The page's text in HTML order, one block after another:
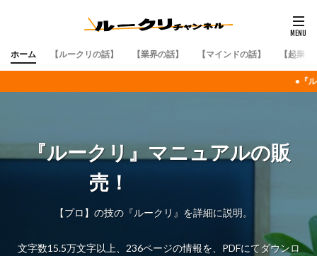
ホーム 【ルークリの話】 【業界の話】 【マインドの話】 【起業
●『ルークリチャンネル』の『ルークリ
『ルークリ』マニュアルの販
売！
【プロ】の技の『ルークリ』を詳細に説明。
文字数15.5万文字以上、236ページの情報を、PDFにてダウンロ